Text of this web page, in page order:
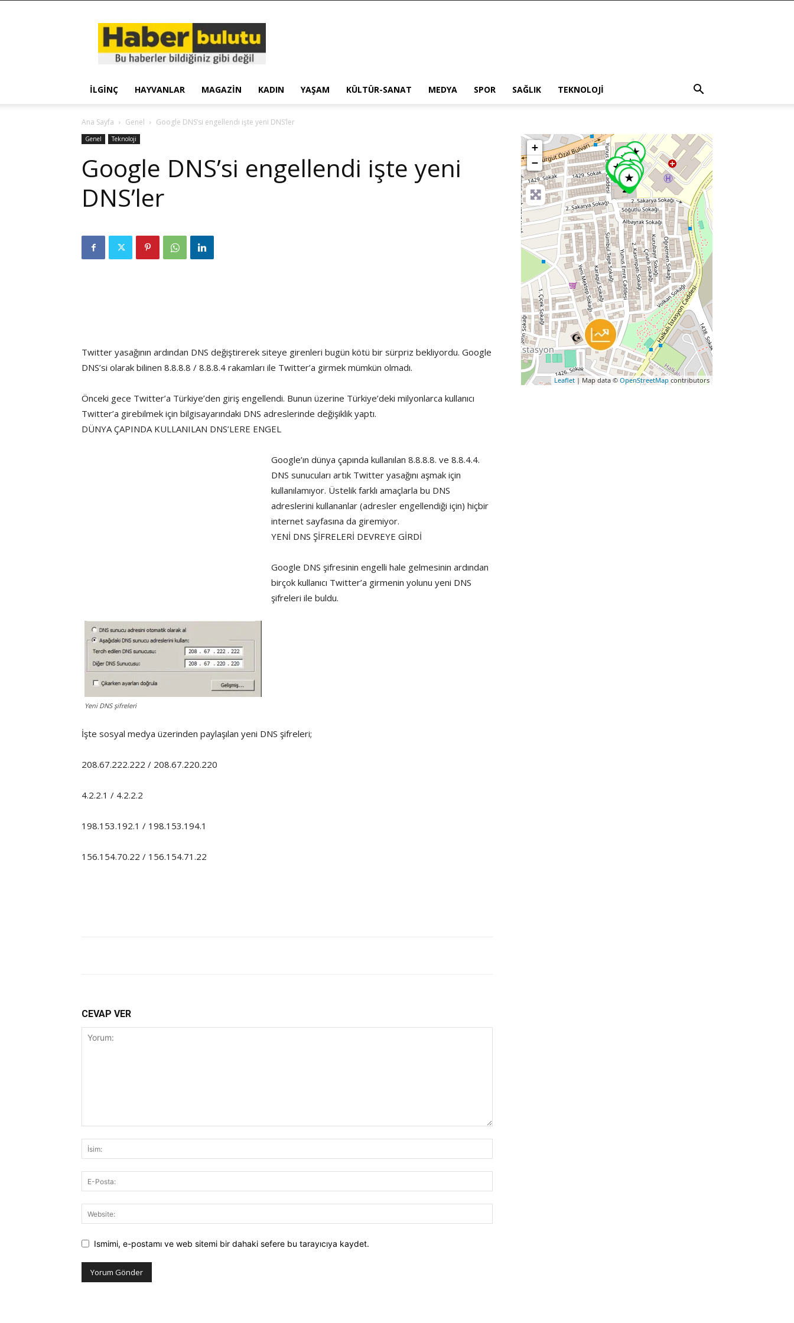
Haber
Bulutu
İLGINÇ HAYVANLAR MAGAZIN KADIN YAŞAM KÜLTÜR-SANAT MEDYA SPOR SAĞLIK TEKNOLOJI
Ana Sayfa Genel Google DNS’si engellendi işte yeni DNS’ler
Genel Teknoloji
Google DNS’si engellendi işte yeni
DNS’ler
Twitter yasağının ardından DNS değiştirerek siteye girenleri bugün kötü bir sürpriz bekliyordu. Google
DNS’si olarak bilinen 8.8.8.8 / 8.8.8.4 rakamları ile Twitter’a girmek mümkün olmadı.
Önceki gece Twitter’a Türkiye’den giriş engellendi. Bunun üzerine Türkiye’deki milyonlarca kullanıcı
Twitter’a girebilmek için bilgisayarındaki DNS adreslerinde değişiklik yaptı.
DÜNYA ÇAPINDA KULLANILAN DNS’LERE ENGEL
Google’ın dünya çapında kullanılan 8.8.8.8. ve 8.8.4.4.
DNS sunucuları artık Twitter yasağını aşmak için
kullanılamıyor. Üstelik farklı amaçlarla bu DNS
adreslerini kullananlar (adresler engellendiği için) hiçbir
internet sayfasına da giremiyor.
YENİ DNS ŞİFRELERİ DEVREYE GİRDİ
Google DNS şifresinin engelli hale gelmesinin ardından
birçok kullanıcı Twitter’a girmenin yolunu yeni DNS
şifreleri ile buldu.
Yeni DNS şifreleri
İşte sosyal medya üzerinden paylaşılan yeni DNS şifreleri;
208.67.222.222 / 208.67.220.220
4.2.2.1 / 4.2.2.2
198.153.192.1 / 198.153.194.1
156.154.70.22 / 156.154.71.22
CEVAP VER
Ismimi, e-postamı ve web sitemi bir dahaki sefere bu tarayıcıya kaydet.
+
−
Leaflet | Map data © OpenStreetMap contributors